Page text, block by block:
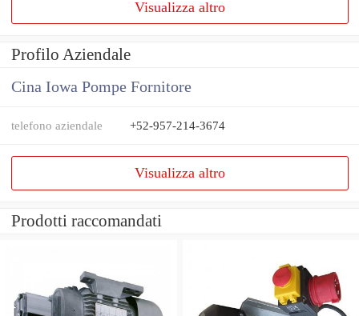
Visualizza altro
Profilo Aziendale
Cina Iowa Pompe Fornitore
telefono aziendale +52-957-214-3674
Visualizza altro
Prodotti raccomandati